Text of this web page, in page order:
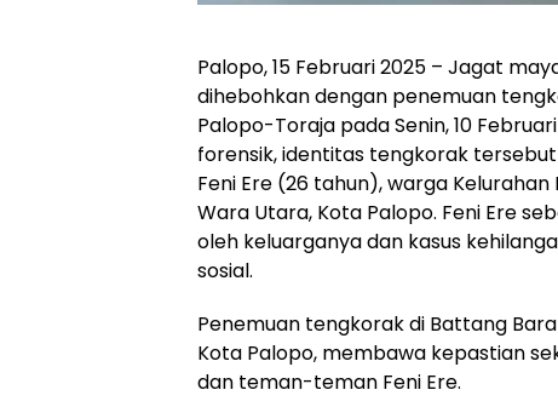
Palopo, 15 Februari 2025 – Jagat
dihebohkan dengan penemuan
Palopo-Toraja pada Senin, 10
forensik, identitas tengkorak
Feni Ere (26 tahun), warga
Wara Utara, Kota Palopo. Feni Ere
oleh keluarganya dan kasus
sosial.
Penemuan tengkorak di Battang
Kota Palopo, membawa kepastian
dan teman-teman Feni Ere.